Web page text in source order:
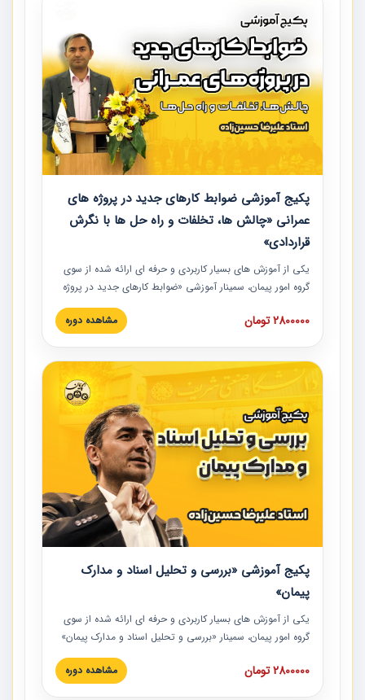
پکیج آموزشی ضوابط کارهای جدید در پروژه های
عمرانی «چالش ها، تخلفات و راه حل ها با نگرش
قراردادی»
یکی از آموزش‏‏‏‏‏‏ های بسیار کاربردی و حرفه‏ ای ارائه شده از سوی
گروه امور پیمان، سمینار آموزشی «ضوابط کارهای جدید در پروژه
های عمرانی» چالش ها، تخلفات و راه حل ها با نگرش قراردادی
است که در محل سندیکای شرکت های ساختمانی کشور ارائه شد.
مدارک پیمان به همراه تجربیات عملی ارائه شده است.
2800000 تومان مشاهده دوره
پکیج آموزشی «بررسی و تحلیل اسناد و مدارک
پیمان»
یکی از آموزش‏‏‏‏‏‏ های بسیار کاربردی و حرفه‏ ای ارائه شده از سوی
گروه امور پیمان، سمینار «بررسی و تحلیل اسناد و مدارک پیمان»
است که در دانشگاه صنعتی شریف ارائه شد. در این آموزش
نکات کلیدی مربوط به اسناد و مدارک پیمان، اولویت بندی اسناد
2800000 تومان مشاهده دوره